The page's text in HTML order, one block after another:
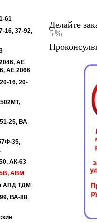
61
16, 37-92,
АЕ
АЕ 2066
16, 20-
25, ВА
35,
АК-63
АВМ
АПД ТДМ
ВА-88
Делайте
5%